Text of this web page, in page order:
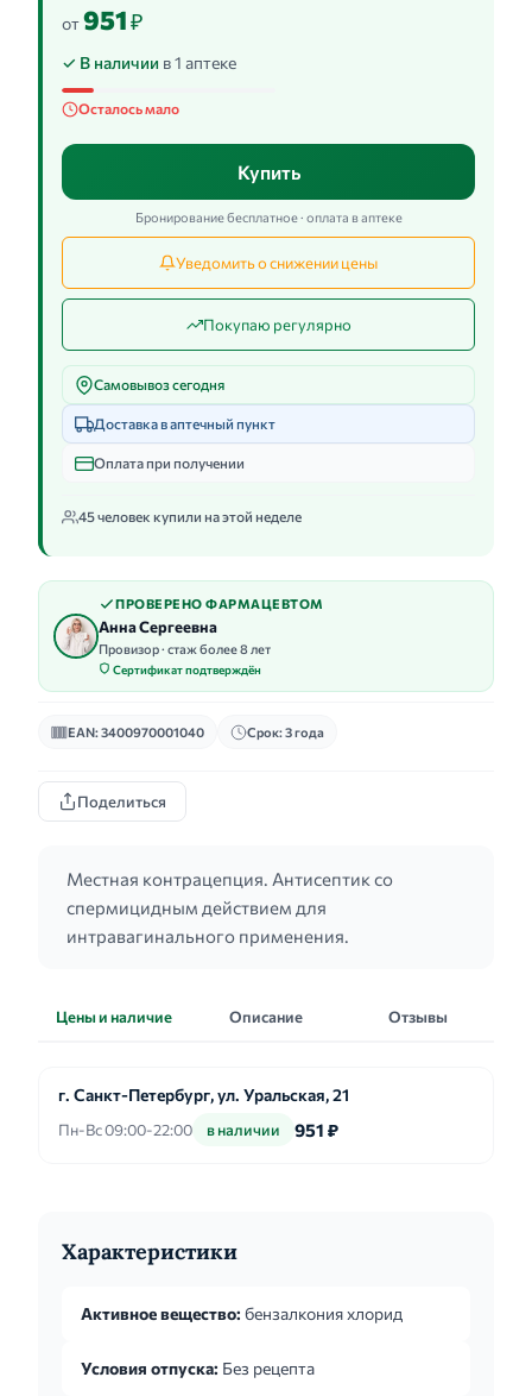
от951₽
✓ В наличии в 1 аптеке
Осталось мало
Купить
Бронирование бесплатное · оплата в аптеке
Уведомить о снижении цены
Покупаю регулярно
Самовывоз сегодня
Доставка в аптечный пункт
Оплата при получении
45 человек купили на этой неделе
ПРОВЕРЕНО ФАРМАЦЕВТОМ
Анна Сергеевна
Провизор · стаж более 8 лет
Сертификат подтверждён
EAN: 3400970001040 Срок: 3 года
Поделиться
Местная контрацепция. Антисептик со
спермицидным действием для
интравагинального применения.
Цены и наличие Описание Отзывы
г. Санкт-Петербург, ул. Уральская, 21
Пн-Вс 09:00-22:00 в наличии 951 ₽
Характеристики
Активное вещество: бензалкония хлорид
Условия отпуска: Без рецепта